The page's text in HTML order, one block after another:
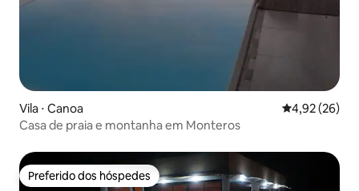
Vila ⋅ Canoa 4,92 de uma
4,92 (26)
Casa de praia e montanha em Monteros
Preferido dos hóspedes
Preferido dos hóspedes